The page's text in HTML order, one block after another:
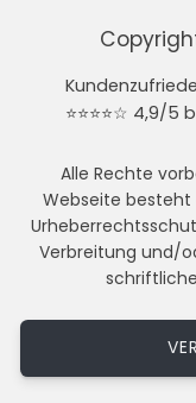
⭐⭐⭐⭐☆ 4,9/
Alle Rechte
Webseite besteht
Verbreitung und/